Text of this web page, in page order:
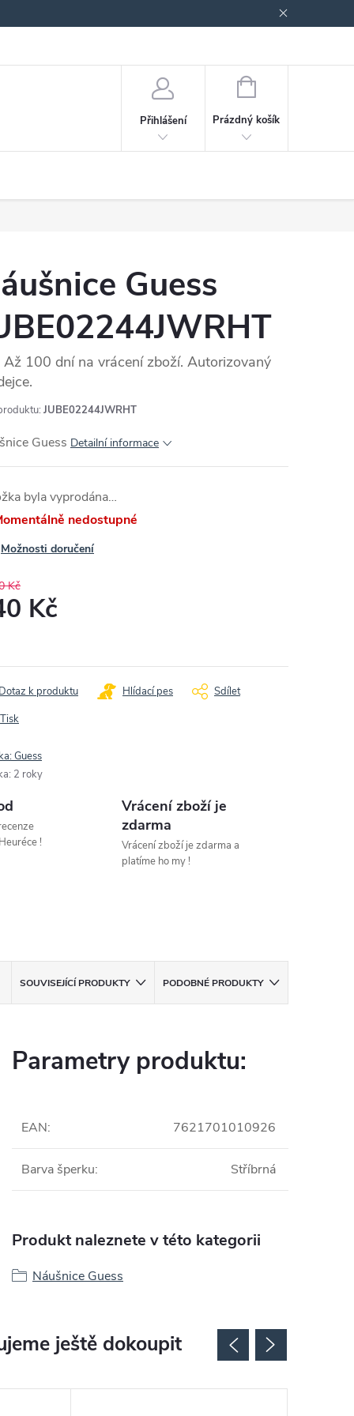
Přihlášení
NÁKUPNÍ
Prázdný košík
Guess
Až 100 dní na vrácení zboží. Autorizovaný
JUBE02244JWRHT
Guess Detailní informace
byla vyprodána…
nedostupné
Možnosti doručení
Kč
Kč
Tisk
Dotaz k produktu Hlídací pes Sdílet
Guess
: 2 roky
!
Vrácení zboží je
zdarma
Vrácení zboží je zdarma a
platíme ho my !
SOUVISEJÍCÍ PRODUKTY PODOBNÉ PRODUKTY
Parametry produktu:
EAN: 7621701010926
Barva šperku: Stříbrná
Produkt naleznete v této kategorii
Náušnice Guess
ještě dokoupit